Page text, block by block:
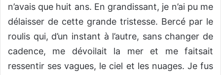
n’avais que huit ans. En grandissant, je n’ai pu me
délaisser de cette grande tristesse. Bercé par le
roulis qui, d’un instant à l’autre, sans changer de
cadence, me dévoilait la mer et me faitsait
ressentir ses vagues, le ciel et les nuages. Je fus